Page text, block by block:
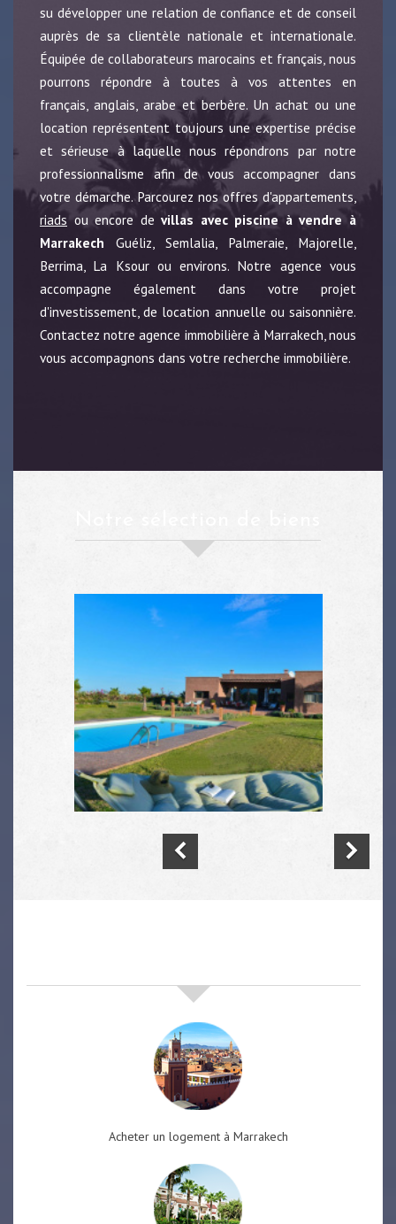
su développer une relation de confiance et de conseil
auprès de sa clientèle nationale et internationale.
Équipée de collaborateurs marocains et français, nous
pourrons répondre à toutes à vos attentes en
français, anglais, arabe et berbère. Un achat ou une
location représentent toujours une expertise précise
et sérieuse à laquelle nous répondrons par notre
professionnalisme afin de vous accompagner dans
votre démarche. Parcourez nos offres d'appartements,
riads ou encore devillas avec piscine à vendre à
Marrakech Guéliz, Semlalia, Palmeraie, Majorelle,
Berrima, La Ksour ou environs. Notre agence vous
accompagne également dans votre projet
d'investissement, de location annuelle ou saisonnière.
Contactez notre agence immobilière à Marrakech, nous
vous accompagnons dans votre recherche immobilière.
Acheter un logement à Marrakech